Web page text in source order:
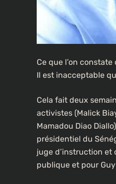
Ce que l’on
Il est inacceptable
Cela fait deux
activistes (Malick
Mamadou Diao
présidentiel du
juge d’instruction et
publique et pour